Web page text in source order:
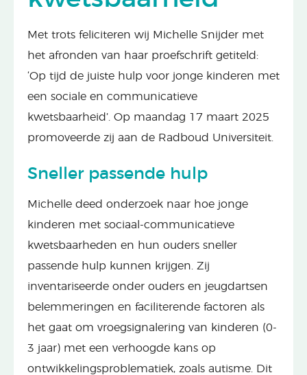
Met trots feliciteren wij Michelle Snijder met
het afronden van haar proefschrift getiteld:
‘Op tijd de juiste hulp voor jonge kinderen met
een sociale en communicatieve
kwetsbaarheid’. Op maandag 17 maart 2025
promoveerde zij aan de Radboud Universiteit.
Sneller passende hulp
Michelle deed onderzoek naar hoe jonge
kinderen met sociaal-communicatieve
kwetsbaarheden en hun ouders sneller
passende hulp kunnen krijgen. Zij
inventariseerde onder ouders en jeugdartsen
belemmeringen en faciliterende factoren als
het gaat om vroegsignalering van kinderen (0-
3 jaar) met een verhoogde kans op
ontwikkelingsproblematiek, zoals autisme. Dit